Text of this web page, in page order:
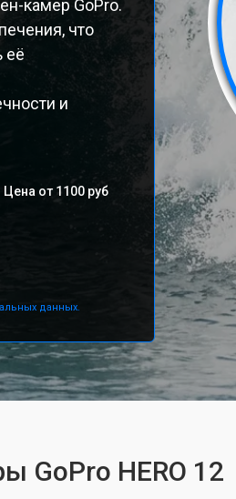
камер GoPro.
что
её
и
Цена от 1100 руб
данных.
GoPro HERO 12